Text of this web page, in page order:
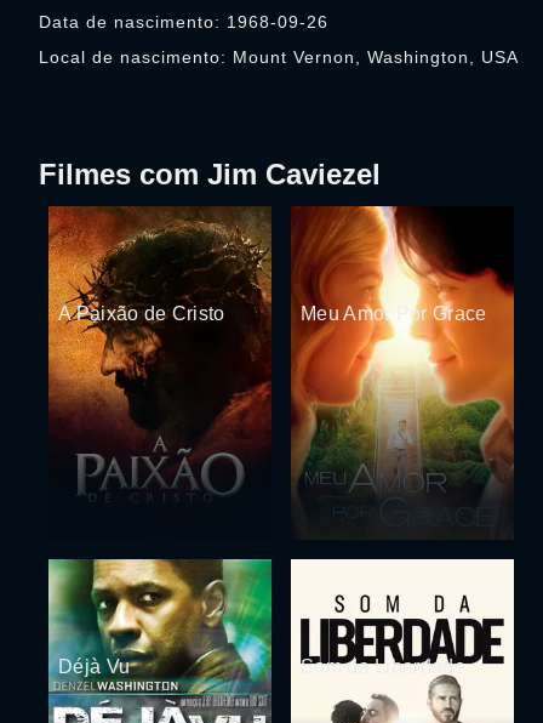
Data de nascimento: 1968-09-26
Local de nascimento: Mount Vernon, Washington, USA
Filmes com Jim Caviezel
A Paixão de Cristo Meu Amor Por Grace
Déjà Vu Som da Liberdade